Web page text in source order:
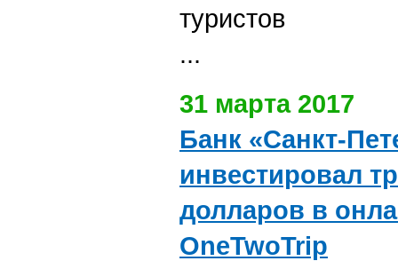
туристов
...
31 марта 2017
Банк «Санкт-
инвестировал
долларов в
OneTwoTrip